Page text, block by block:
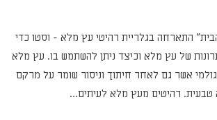
התארחה בגלריית רהיטי עץ מלא - וסטו כדי
של עץ מלא וכיצד ניתן להשתמש בו. עץ מלא
אשר גם לאחר חיתוך וניסור שומר על מרקם
טבעית. רהיטים מעץ מלא לעיתים…